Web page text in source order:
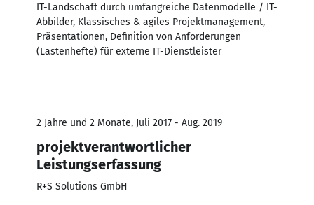
IT-Landschaft durch umfangreiche Datenmodelle / IT-
Abbilder, Klassisches & agiles Projektmanagement,
Präsentationen, Definition von Anforderungen
(Lastenhefte) für externe IT-Dienstleister
2 Jahre und 2 Monate, Juli 2017 - Aug. 2019
projektverantwortlicher
Leistungserfassung
R+S Solutions GmbH